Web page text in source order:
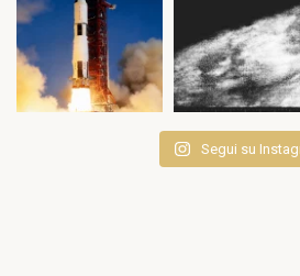
Segui su